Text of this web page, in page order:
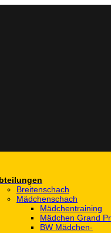
Breitenschach
Mädchenschach
Mädchentraining
Mädchen Grand
BW Mädchen-